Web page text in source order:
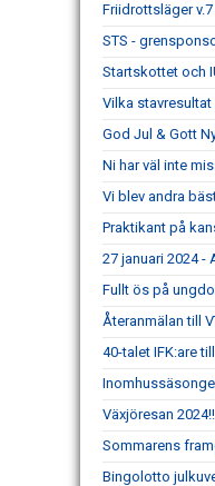
Friidrottsläger
STS -
Startskottet och
Vilka stavresultat
God Jul & Gott
Ni har väl inte
Vi blev andra
Praktikant på
27 januari 2024 -
Fullt ös på
Återanmälan till
40-talet IFK:are
Växjöresan 2024!!
Sommarens
Bingolotto